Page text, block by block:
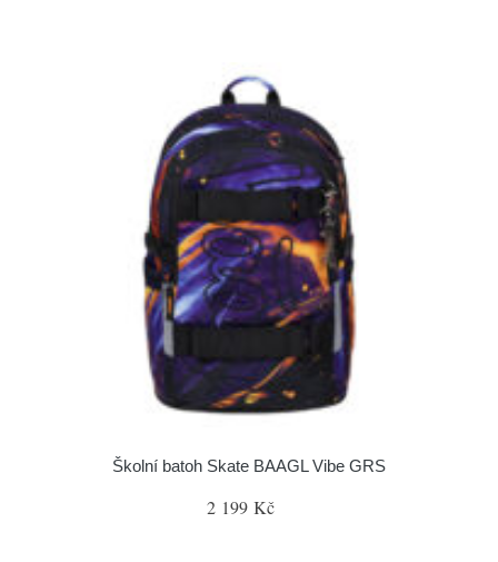
Školní batoh Skate BAAGL Vibe GRS
2 199 Kč